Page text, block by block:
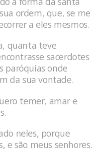
ordem, que, se me
a eles mesmos.
quanta teve
sacerdotes
paróquias onde
da sua vontade.
temer, amar e
neles, porque
e são meus senhores.